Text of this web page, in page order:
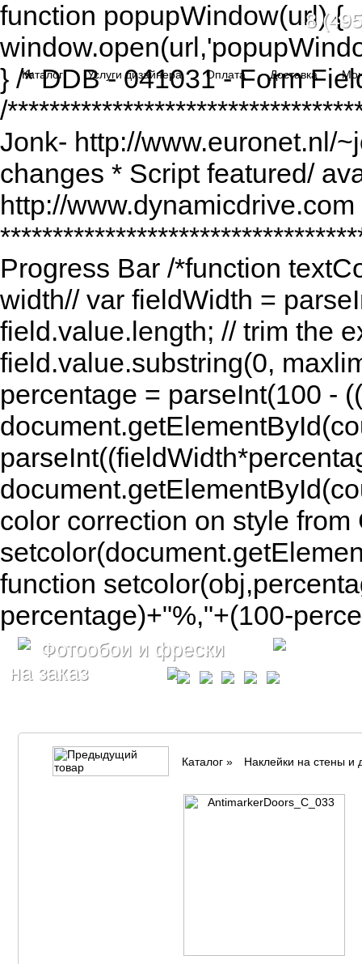
function popupWindow(url) {
} /* DDB - 041031 - Form
/
Jonk- http://www.euronet.nl/
changes * Script featured/
http://
Progress Bar /*function
width// var fieldWidth =
field.value.length; // trim the
field.value.substring(0,
percentage = parseInt(100 -
color correction on style
function
percentage)+"%,"+(100-
Фотообои и фрески
на заказ
8
Каталог Услуги дизайнера Оплата Доставка
Каталог» Наклейки на стены и